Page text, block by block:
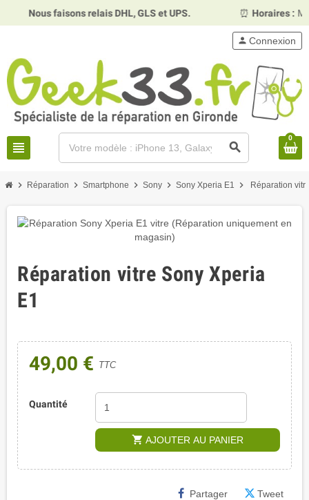
faisons relais DHL, GLS et UPS. Horaires :Mardi,
view_headline search
person Connexion
0
chevron_right Réparation chevron_right Smartphone chevron_right Sony chevron_right Sony Xperia E1 chevron_right Réparation
Réparation vitre Sony Xperia
E1
49,00 € TTC
Quantité
shopping_cart AJOUTER AU PANIER
Partager Tweet